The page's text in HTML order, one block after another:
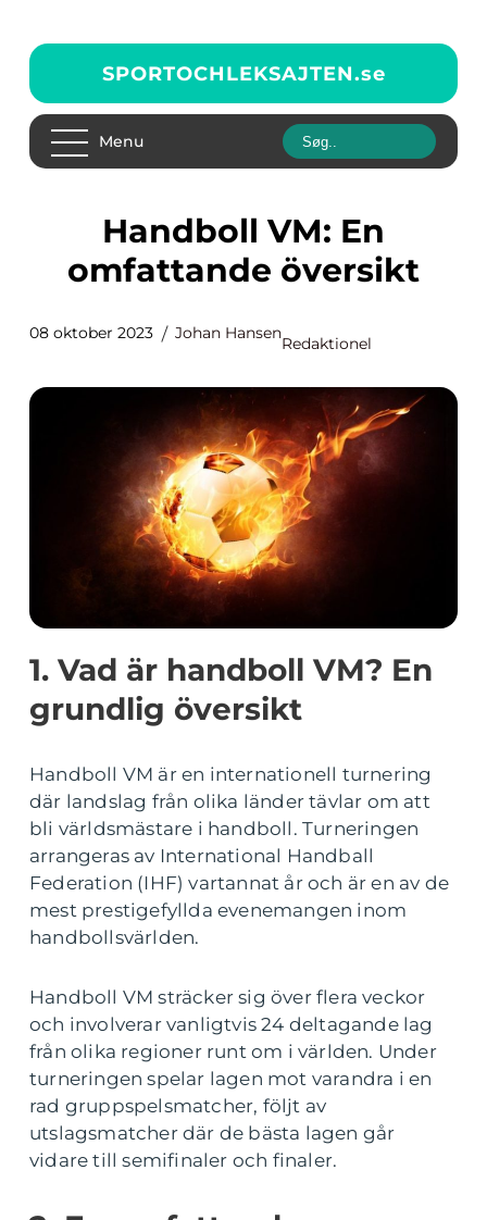
SPORTOCHLEKSAJTEN.se
Menu
Handboll VM: En
omfattande översikt
08 oktober 2023 Johan Hansen
Redaktionel
1. Vad är handboll VM? En
grundlig översikt
Handboll VM är en internationell turnering
där landslag från olika länder tävlar om att
bli världsmästare i handboll. Turneringen
arrangeras av International Handball
Federation (IHF) vartannat år och är en av de
mest prestigefyllda evenemangen inom
handbollsvärlden.
Handboll VM sträcker sig över flera veckor
och involverar vanligtvis 24 deltagande lag
från olika regioner runt om i världen. Under
turneringen spelar lagen mot varandra i en
rad gruppspelsmatcher, följt av
utslagsmatcher där de bästa lagen går
vidare till semifinaler och finaler.